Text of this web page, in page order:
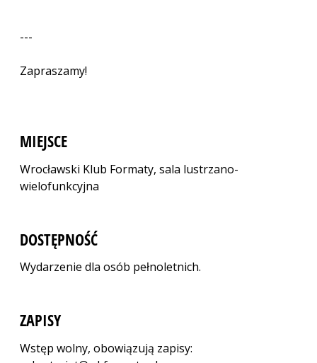
---
Zapraszamy!
MIEJSCE
Wrocławski Klub Formaty, sala lustrzano-
wielofunkcyjna
DOSTĘPNOŚĆ
Wydarzenie dla osób pełnoletnich.
ZAPISY
Wstęp wolny, obowiązują zapisy: